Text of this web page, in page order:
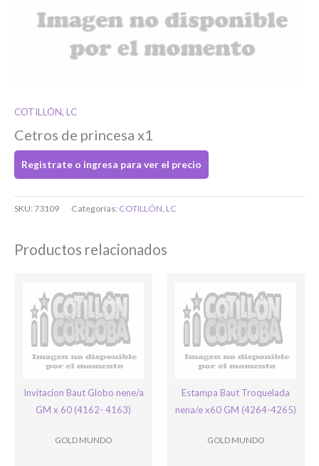
COTILLÓN, LC
Cetros de princesa x1
Registrate o ingresa para ver el precio
SKU:73109 Categorías: COTILLÓN LC
Productos relacionados
Invitacion Baut Globo nene/a
GM x 60 (4162- 4163)
GOLD MUNDO
Estampa Baut Troquelada
nena/e x60 GM (4264-4265)
GOLD MUNDO
Si tenés cuenta...
O completa el Formulario de registro
Bienvenido/a
Ingresar